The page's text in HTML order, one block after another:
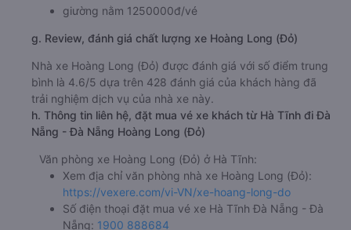
giường nằm 1250000đ/vé
g. Review, đánh giá chất lượng xe Hoàng Long (Đỏ)
Nhà xe Hoàng Long (Đỏ) được đánh giá với số điểm trung
bình là 4.6/5 dựa trên 428 đánh giá của khách hàng đã
trải nghiệm dịch vụ của nhà xe này.
h. Thông tin liên hệ, đặt mua vé xe khách từ Hà Tĩnh đi Đà
Nẵng - Đà Nẵng Hoàng Long (Đỏ)
Văn phòng xe Hoàng Long (Đỏ) ở Hà Tĩnh:
Xem địa chỉ văn phòng nhà xe Hoàng Long (Đỏ):
https://vexere.com/vi-VN/xe-hoang-long-do
Số điện thoại đặt mua vé xe Hà Tĩnh Đà Nẵng - Đà
Nẵng: 1900 888684